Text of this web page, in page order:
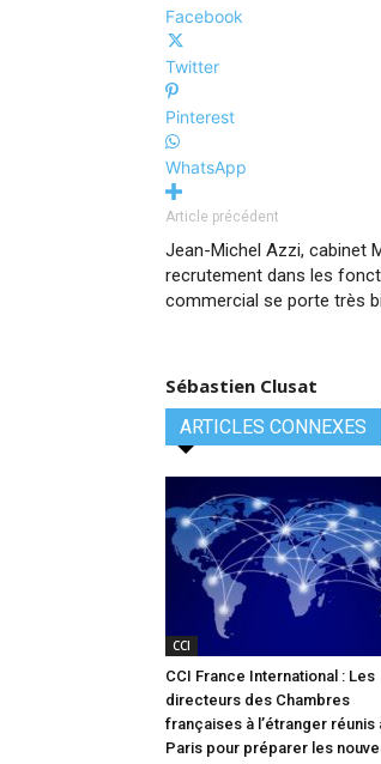
Facebook
Twitter
Pinterest
WhatsApp
Article précédent
Jean-Michel Azzi, cabinet
recrutement dans les
commercial se porte très
Sébastien Clusat
ARTICLES CONNEXES
CCI
CCI France International : Les
directeurs des Chambres
françaises à l’étranger réunis
Paris pour préparer les